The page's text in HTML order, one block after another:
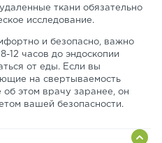
ткани обязательно
исследование.
и безопасно, важно
12 часов до эндоскопии
от еды. Если вы
на свертываемость
об этом врачу заранее, он
вашей безопасности.